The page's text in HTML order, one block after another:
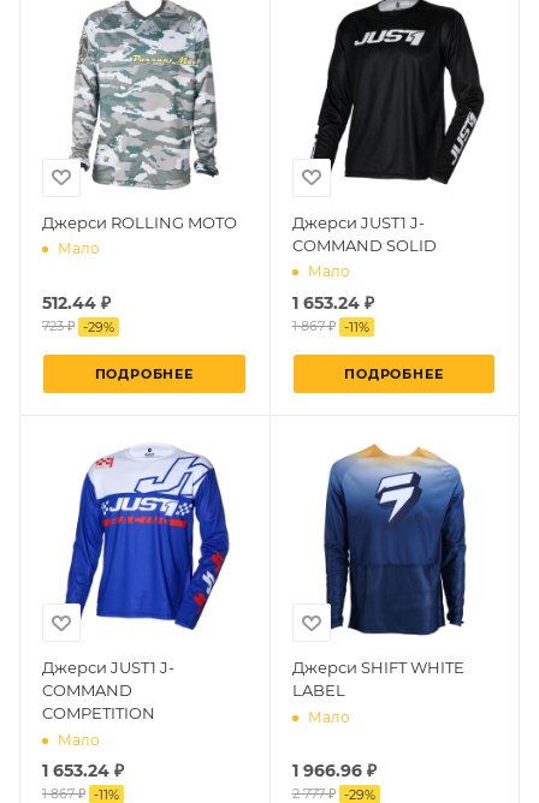
Джерси ROLLING MOTO
Мало
512.44 ₽
723 ₽ -29%
ПОДРОБНЕЕ
Джерси JUST1 J-
COMMAND SOLID
Мало
1 653.24 ₽
1 867 ₽ -11%
ПОДРОБНЕЕ
Джерси JUST1 J-
COMMAND
COMPETITION
Мало
1 653.24 ₽
1 867 ₽ -11%
Джерси SHIFT WHITE
LABEL
Мало
1 966.96 ₽
2 777 ₽ -29%